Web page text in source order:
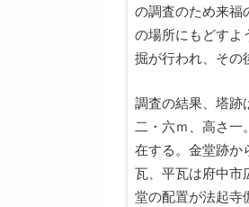
の調査のため来福
の場所にもどすよ
掘が行われ、その
調査の結果、塔跡
二・六ｍ、高さ一
在する。金堂跡か
瓦、平瓦は府中市
堂の配置が法起寺